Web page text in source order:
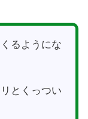
るようにな
とくっつい